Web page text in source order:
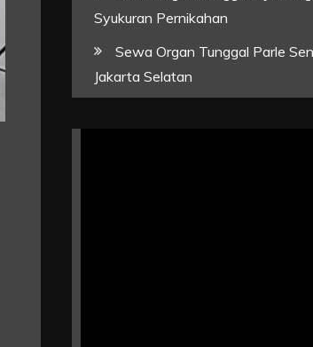
Syukuran Pernikahan
Sewa Organ Tunggal Parle
Jakarta Selatan